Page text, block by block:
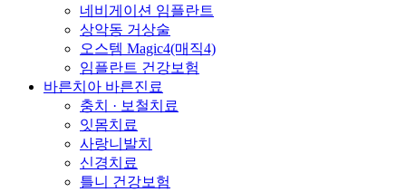
네비게이션 임플란트
상악동 거상술
오스템 Magic4(매직4)
임플란트 건강보험
바른치아 바른진료
충치 · 보철치료
잇몸치료
사랑니발치
신경치료
틀니 건강보험